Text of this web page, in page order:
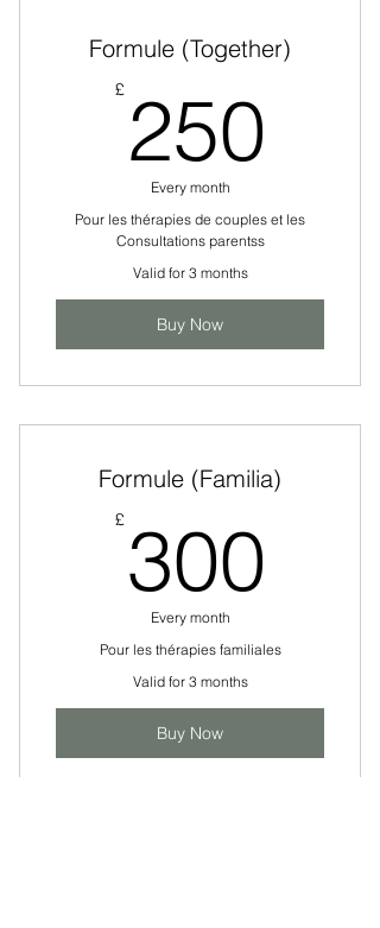
Formule (Together)
£ 250
Every month
Pour les thérapies de couples et les
Consultations parentss
Valid for 3 months
Buy Now
Formule (Familia)
£ 300
Every month
Pour les thérapies familiales
Valid for 3 months
Buy Now